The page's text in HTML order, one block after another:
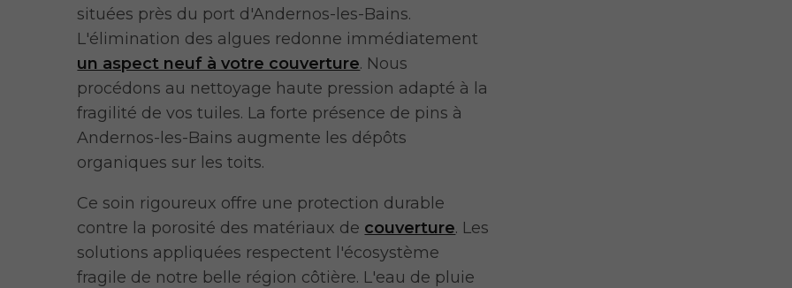
situées près du port d'Andernos-les-Bains.
L'élimination des algues redonne immédiatement
un aspect neuf à votre couverture. Nous
procédons au nettoyage haute pression adapté à la
fragilité de vos tuiles. La forte présence de pins à
Andernos-les-Bains augmente les dépôts
organiques sur les toits.
Ce soin rigoureux offre une protection durable
contre la porosité des matériaux de couverture. Les
solutions appliquées respectent l'écosystème
fragile de notre belle région côtière. L'eau de pluie